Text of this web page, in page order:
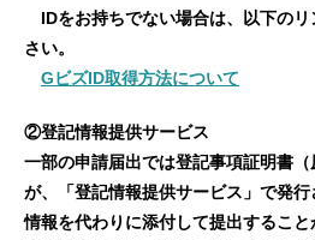
IDをお持ちでない場合は、以下のリ
さい。
GビズID取得方法について
②登記情報提供サービス
一部の申請届出では登記事項証明書
が、「登記情報提供サービス」で発
情報を代わりに添付して提出すること